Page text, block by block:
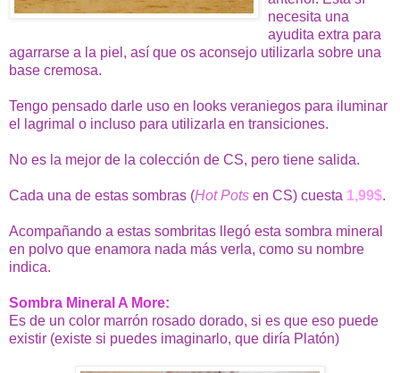
necesita una
ayudita extra para
agarrarse a la piel, así que os aconsejo utilizarla sobre una
base cremosa.
Tengo pensado darle uso en looks veraniegos para iluminar
el lagrimal o incluso para utilizarla en transiciones.
No es la mejor de la colección de CS, pero tiene salida.
Cada una de estas sombras (Hot Pots en CS) cuesta 1,99$.
Acompañando a estas sombritas llegó esta sombra mineral
en polvo que enamora nada más verla, como su nombre
indica.
Sombra Mineral A More:
Es de un color marrón rosado dorado, si es que eso puede
existir (existe si puedes imaginarlo, que diría Platón)